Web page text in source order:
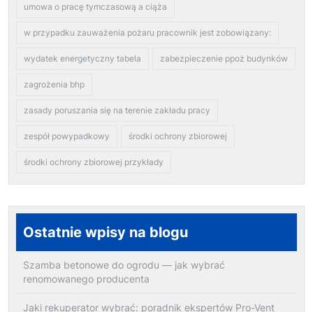
umowa o pracę tymczasową a ciąża
w przypadku zauważenia pożaru pracownik jest zobowiązany:
wydatek energetyczny tabela zabezpieczenie ppoż budynków
zagrożenia bhp
zasady poruszania się na terenie zakładu pracy
zespół powypadkowy środki ochrony zbiorowej
środki ochrony zbiorowej przykłady
Ostatnie wpisy na blogu
Szamba betonowe do ogrodu — jak wybrać
renomowanego producenta
Jaki rekuperator wybrać: poradnik ekspertów Pro-Vent